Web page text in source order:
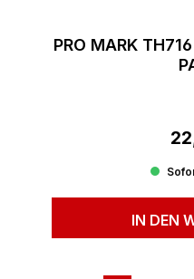
PRO MARK
IN DEN